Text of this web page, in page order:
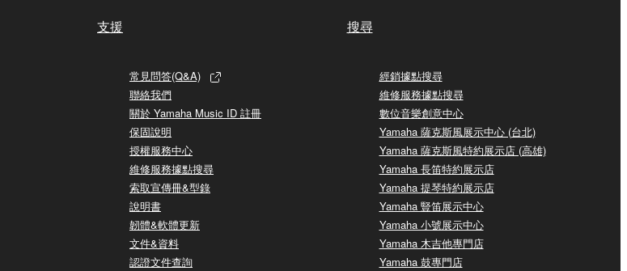
支援
常見問答(Q&A)
聯絡我們
關於 Yamaha Music ID 註冊
保固說明
授權服務中心
維修服務據點搜尋
索取宣傳冊&型錄
說明書
韌體&軟體更新
文件&資料
認證文件查詢
搜尋
經銷據點搜尋
維修服務據點搜尋
數位音樂創意中心
Yamaha 薩克斯風展示中心 (台北)
Yamaha 薩克斯風特約展示店 (高雄)
Yamaha 長笛特約展示店
Yamaha 提琴特約展示店
Yamaha 豎笛展示中心
Yamaha 小號展示中心
Yamaha 木吉他專門店
Yamaha 鼓專門店